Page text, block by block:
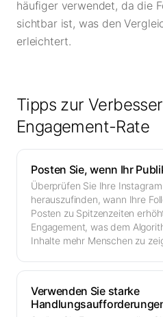
häufiger verwendet, da die
sichtbar ist, was den
erleichtert.
Tipps zur
Engagement-Rate
Posten Sie, wenn Ihr
Überprüfen Sie Ihre
herauszufinden, wann Ihre
Posten zu Spitzenzeiten
Engagement, was dem
Inhalte mehr Menschen zu
Verwenden Sie starke